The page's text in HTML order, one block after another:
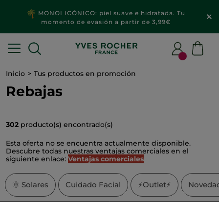
2x1 MAQUILLAJE & ACCESORIOS​
Inicio Tus productos en promoción
Rebajas
302 producto(s) encontrado(s)
Esta oferta no se encuentra actualmente disponible.
Descubre todas nuestras ventajas comerciales en el
siguiente enlace: Ventajas comerciales
🌞 Solares Cuidado Facial ⚡Outlet⚡